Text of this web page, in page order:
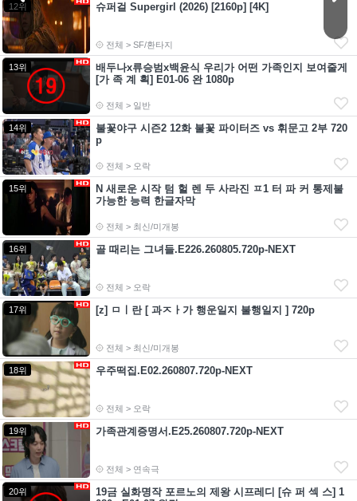
12위 슈퍼걸 Supergirl (2026) [2160p] [4K]
전체 > SF/환타지
13위
배두나x류승범x백윤식 우리가 어떤 가족인지 보여줄게
[가 족 계 획] E01-06 완 1080p
전체 > 일반
14위
불꽃야구 시즌2 12화 불꽃 파이터즈 vs 휘문고 2부 720
p
전체 > 오락
15위
N 새로운 시작 텀 헐 렌 두 사라진 ㅍ1 터 파 커 통제불
가능한 능력 한글자막
전체 > 최신/미개봉
16위 골 때리는 그녀들.E226.260805.720p-NEXT
전체 > 오락
17위 [z] ㅁㅣ란 [ 과ㅈㅏ가 행운일지 불행일지 ] 720p
전체 > 최신/미개봉
18위 우주떡집.E02.260807.720p-NEXT
전체 > 오락
19위 가족관계증명서.E25.260807.720p-NEXT
전체 > 연속극
20위
19금 실화명작 포르노의 제왕 시프레디 [슈 퍼 섹 스] 1